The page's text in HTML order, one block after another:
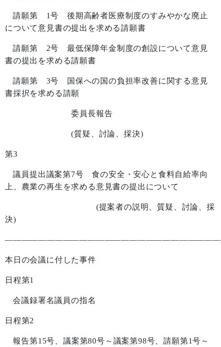
請願第 1号 後期高齢者医療制度のすみやかな廃止
について意見書の提出を求める請願書
請願第 2号 最低保障年金制度の創設について意見
書の提出を求める請願書
請願第 3号 国保への国の負担率改善に関する意見
書採択を求める請願
委員長報告
(質疑、討論、採決)
第3
議員提出議案第7号 食の安全・安心と食料自給率向
上、農業の再生を求める意見書の提出について
(提案者の説明、質疑、討論、採
決)
本日の会議に付した事件
日程第1
会議録署名議員の指名
日程第2
報告第15号、議案第80号～議案第98号、請願第1号～